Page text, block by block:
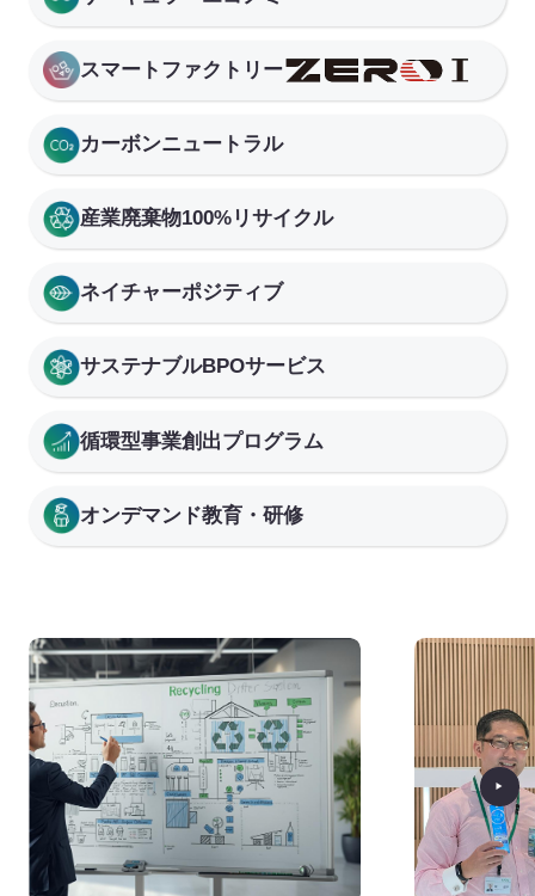
Mission
お知らせ
セミナー・イベント
会社概要
業務連携
スマートファクトリー
カーボンニュートラル
産業廃棄物100%リサイクル
ネイチャーポジティブ
サステナブルBPOサービス
循環型事業創出プログラム
オンデマンド教育・研修